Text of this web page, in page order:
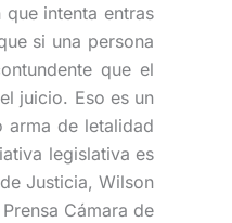
intenta entras
si una persona
que el
juicio. Eso es un
arma de letalidad
legislativa es
Justicia, Wilson
Cámara de